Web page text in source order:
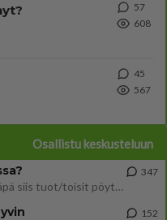
57
608
45
567
Osallistu keskusteluun
Siinäpä se kysymys on otsikossa. Mitäpä siis tuot/toisit pöytään parisuhteessa? Oletko mies vai nainen? Koetko sen mitä
347
152